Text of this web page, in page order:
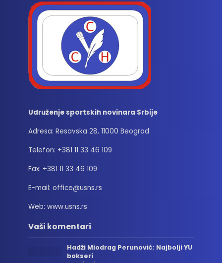
Udruženje sportskih novinara Srbije
Adresa: Resavska 28, 11000 Beograd
Telefon: +381 11 33 46 109
Fax: +381 11 33 46 109
E-mail: office@usns.rs
Web: www.usns.rs
Vaši komentari
Hadži Miodrag Perunović: Najbolji YU
bokseri